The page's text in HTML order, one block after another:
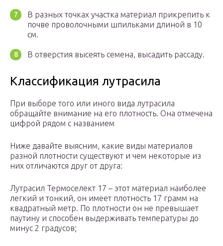
В разных точках участка материал прикрепить к
почве проволочными шпильками длиной в 10
см.
В отверстия высеять семена, высадить рассаду.
Классификация лутрасила
При выборе того или иного вида лутрасила
обращайте внимание на его плотность. Она отмечена
цифрой рядом с названием
Ниже давайте выясним, какие виды материалов
разной плотности существуют и чем некоторые из
них отличаются друг от друга:
Лутрасил Термоселект 17 – этот материал наиболее
легкий и тонкий, он имеет плотность 17 грамм на
квадратный метр. По плотности он не превышает
паутину и способен выдерживать температуры до
минус 2 градусов;